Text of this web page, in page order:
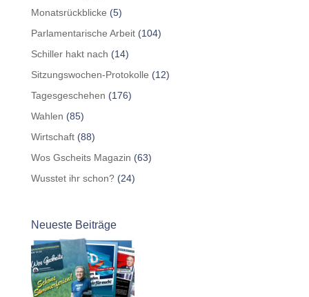
Monatsrückblicke (5)
Parlamentarische Arbeit(104)
Schiller hakt nach (14)
Sitzungswochen-Protokolle (12)
Tagesgeschehen (176)
Wahlen (85)
Wirtschaft(88)
Wos Gscheits Magazin (63)
Wusstet ihr schon?(24)
Neueste Beiträge